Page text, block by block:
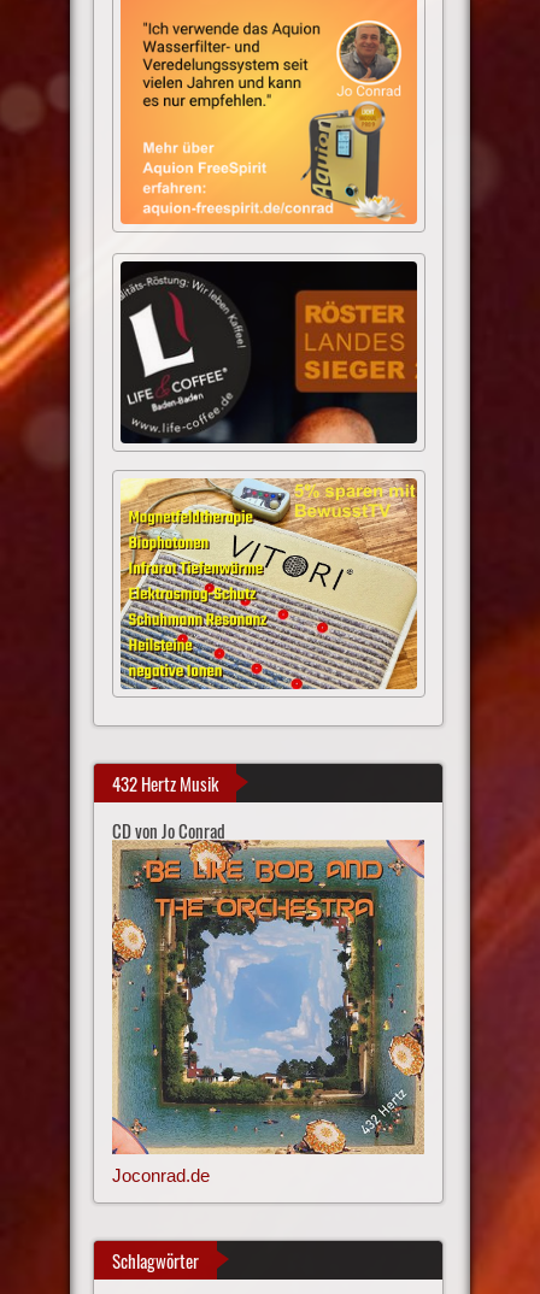
432 Hertz Musik
CD von Jo Conrad
Joconrad.de
Schlagwörter